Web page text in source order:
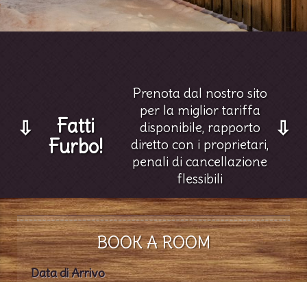
Fatti
Furbo!
Prenota dal nostro sito
per la miglior tariffa
disponibile, rapporto
diretto con i proprietari,
penali di cancellazione
flessibili
⇩
⇩
BOOK A ROOM
Data di Arrivo